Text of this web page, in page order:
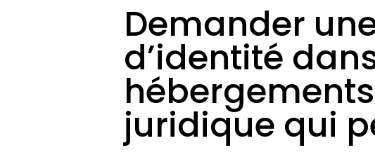
Demander
d’identité
juridique qui